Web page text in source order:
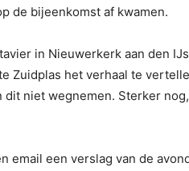
de bijeenkomst af kwamen.
in Nieuwerkerk aan den
Zuidplas het verhaal te
niet wegnemen. Sterker
email een verslag van de